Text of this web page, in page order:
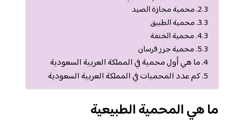
محمية محازة الصيد
محمية الطبيق
محمية الخنفة
محمية جزر فرسان
ما هي أول محمية في المملكة العربية السعودية
كم عدد المحميات في المملكة العربية السعودية
ما هي المحمية الطبيعية